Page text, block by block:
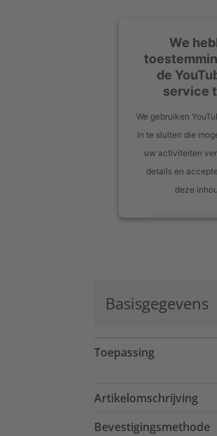
We
de
service
We gebruiken
in te sluiten die
uw activiteiten
details en
deze
Basisgegevens
Toepassing
Artikelomschrijving
Bevestigingsmethode